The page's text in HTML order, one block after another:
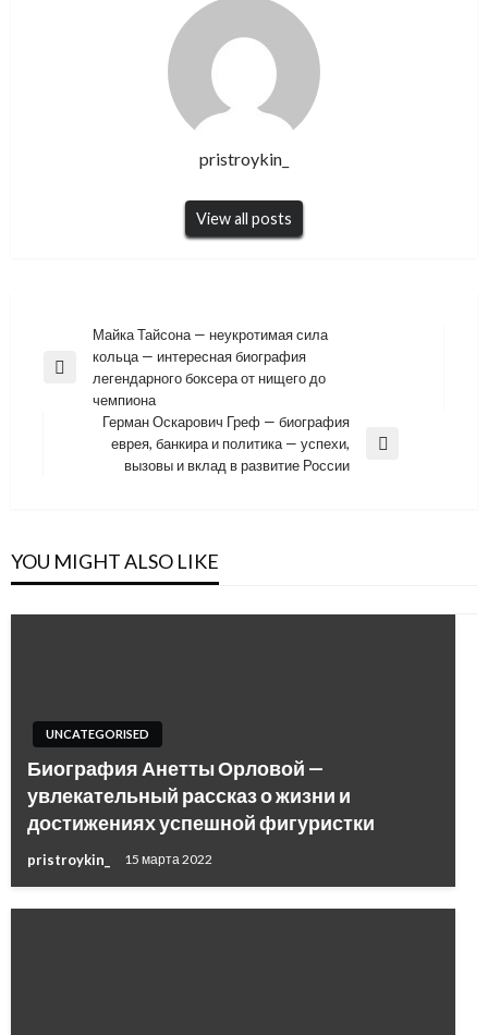
pristroykin_
View all posts
Навигация
по
записям
Previous
Майка Тайсона — неукротимая сила
кольца — интересная биография
легендарного боксера от нищего до
чемпиона
Герман Оскарович Греф — биография
еврея, банкира и политика — успехи,
вызовы и вклад в развитие России
YOU MIGHT ALSO LIKE
UNCATEGORISED
Биография Анетты Орловой —
увлекательный рассказ о жизни и
достижениях успешной фигуристки
pristroykin_ 15 марта 2022